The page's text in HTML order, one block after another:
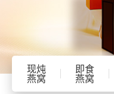
现炖
燕窝
即食
燕窝